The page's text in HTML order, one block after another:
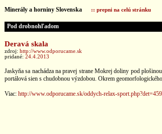
Minerály a horniny Slovenska :: prepni na celú stránku
Pod drobnohľadom
Deravá skala
zdroj: http://www.odporucame.sk
pridané: 24.4.2013
Jaskyňa sa nachádza na pravej strane Mokrej doliny pod
portálová sien s chudobnou výzdobou. Okrem
Viac: http://www.odporucame.sk/oddych-relax-